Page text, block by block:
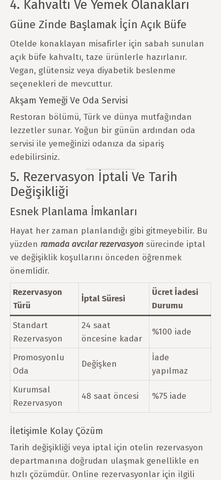
4. Kahvaltı Ve Yemek Olanakları
Güne Zinde Başlamak İçin Açık Büfe
Otelde konaklayan misafirler için sabah sunulan
açık büfe kahvaltı, taze ürünlerle hazırlanır.
Vegan, glütensiz veya diyabetik beslenme
seçenekleri de mevcuttur.
Akşam Yemeği Ve Oda Servisi
Restoran bölümü, Türk ve dünya mutfağından
lezzetler sunar. Yoğun bir günün ardından oda
servisi ile yemeğinizi odanıza da sipariş
edebilirsiniz.
5. Rezervasyon İptali Ve Tarih
Değişikliği
Esnek Planlama İmkanları
Hayat her zaman planlandığı gibi gitmeyebilir. Bu
yüzden ramada avcılar rezervasyon sürecinde iptal
ve değişiklik koşullarını önceden öğrenmek
önemlidir.
Rezervasyon
Türü
İptal Süresi
Ücret İadesi
Durumu
Standart
Rezervasyon
24 saat
öncesine kadar
%100 iade
Promosyonlu
Oda
Değişken
İade
yapılmaz
Kurumsal
Rezervasyon
48 saat öncesi %75 iade
İletişimle Kolay Çözüm
Tarih değişikliği veya iptal için otelin rezervasyon
departmanına doğrudan ulaşmak genellikle en
hızlı çözümdür. Online rezervasyonlar için ilgili